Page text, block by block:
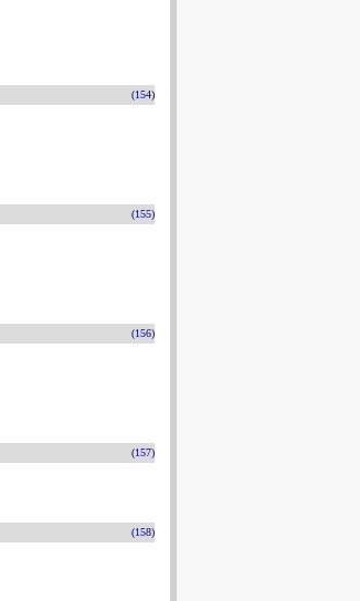
(154)
(155)
(156)
(157)
(158)